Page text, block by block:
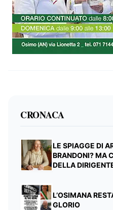
CRONACA
LE SPIAGGE DI
BRANDONI? MA
DELLA
L’OSIMANA
GLORIO